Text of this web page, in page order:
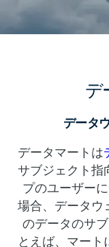
デ
データ
データマートは
サブジェクト指
プのユーザー
場合、データウ
のデータのサ
とえば、マート